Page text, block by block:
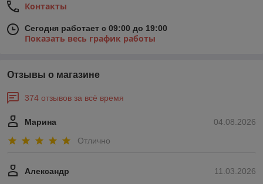
Контакты
Сегодня работает с 09:00 до 19:00
Показать весь график работы
Отзывы о магазине
374 отзывов за всё время
04.08.2026
Марина
Отлично
11.03.2026
Александр